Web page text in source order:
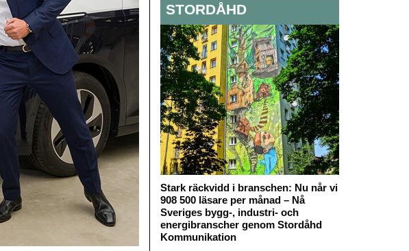
STORDÅHD
Stark räckvidd i branschen: Nu når vi
908 500 läsare per månad – Nå
Sveriges bygg-, industri- och
energibranscher genom Stordåhd
Kommunikation